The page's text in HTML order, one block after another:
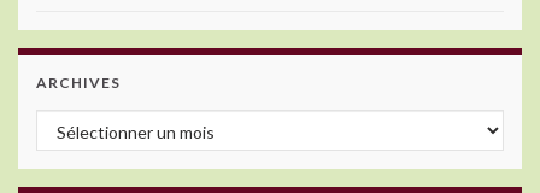
ARCHIVES
Archives